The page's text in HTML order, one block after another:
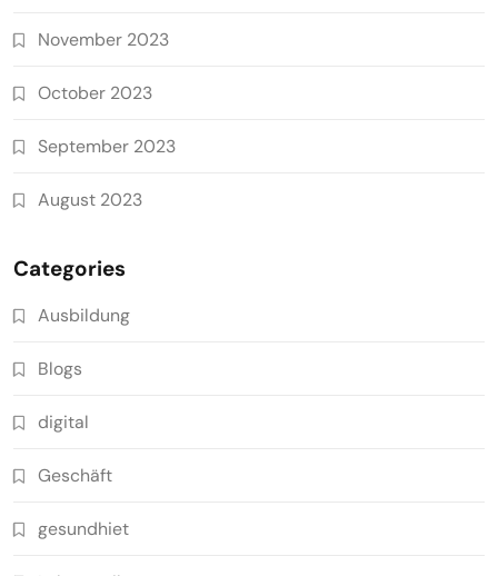
November 2023
October 2023
September 2023
August 2023
Categories
Ausbildung
Blogs
digital
Geschäft
gesundhiet